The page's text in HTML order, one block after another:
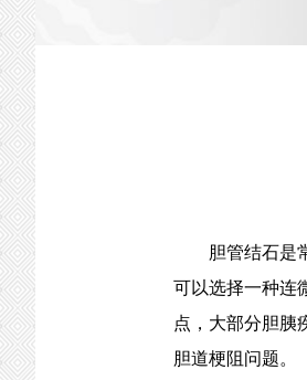
胆管结石是常
可以选择一种连
点，大部分胆胰
胆道梗阻问题。